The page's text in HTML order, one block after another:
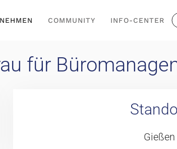
COMMUNITY INFO-CENTER
für
Gießen